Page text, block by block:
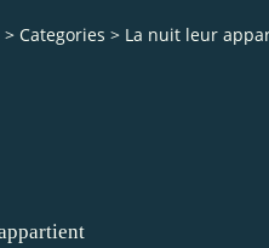
> Categories > La nuit leur